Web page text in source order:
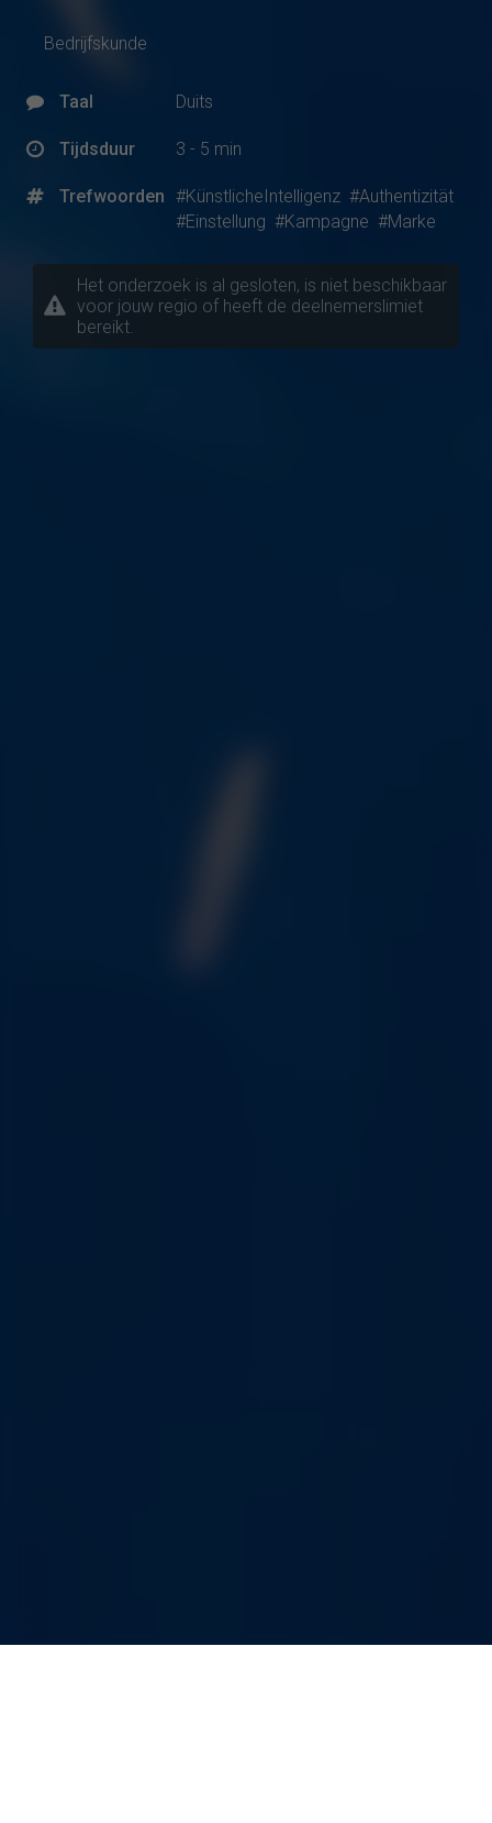
Bedrijfskunde
Taal Duits
Tijdsduur 3 - 5 min
Trefwoorden #KünstlicheIntelligenz #Authentizität
#Einstellung #Kampagne #Marke
Het onderzoek is al gesloten, is niet beschikbaar
voor jouw regio of heeft de deelnemerslimiet
bereikt.